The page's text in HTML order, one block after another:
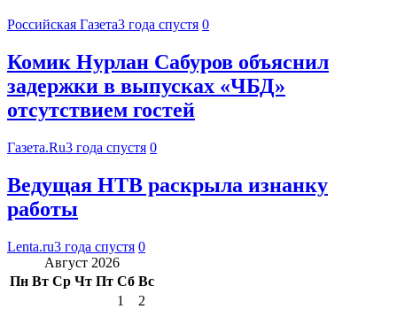
Российская Газета3 года спустя 0
Комик Нурлан Сабуров объяснил
задержки в выпусках «ЧБД»
отсутствием гостей
Газета.Ru3 года спустя 0
Ведущая НТВ раскрыла изнанку
работы
Lenta.ru3 года спустя 0
Август 2026
Пн Вт Ср Чт Пт Сб Вс
1
2